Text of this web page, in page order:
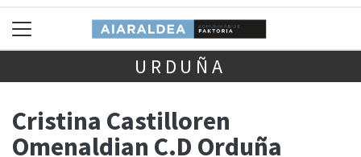
URDUÑA
Cristina Castilloren
Omenaldian C.D Orduña